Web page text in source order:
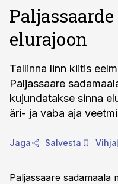
elurajoon
Tallinna linn kiitis
Paljassaare
kujundatakse sinna
äri- ja vaba aja
Jaga Salvesta Vihja
Paljassaare sadamaala